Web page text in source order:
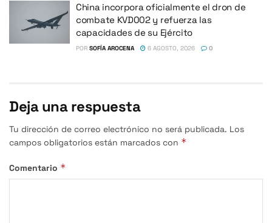
China incorpora oficialmente el dron de
combate KVD002 y refuerza las
capacidades de su Ejército
POR SOFÍA AROCENA 6 AGOSTO, 2026 0
Deja una respuesta
Tu dirección de correo electrónico no será publicada. Los
campos obligatorios están marcados con *
Comentario *